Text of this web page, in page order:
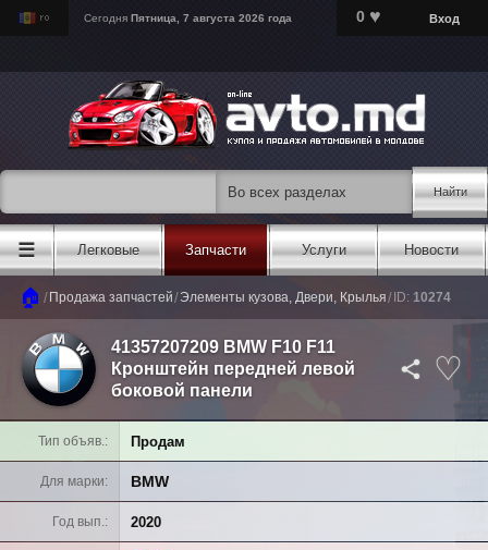
Сегодня Пятница, 7 августа 2026 года 0 ♥ Вход
Найти
☰ Легковые Запчасти Услуги Новости
🏠 / Продажа запчастей/Элементы кузова, Двери, Крылья/ ID: 10274
41357207209 BMW F10 F11
Кронштейн передней левой
боковой панели
Тип объяв. Продам
Для марки BMW
Год вып. 2020